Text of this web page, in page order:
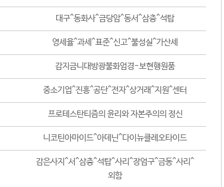
대구^동화사^금당암^동서^삼층^석탑
영세율^과세^표준^신고^불성실^가산세
감지금니대방광불화엄경-보현행원품
중소기업^진흥^공단^전자^상거래^지원^센터
프로테스탄티즘의 윤리와 자본주의의 정신
니코틴아마이드^아데닌^다이뉴클레오타이드
감은사지^서^삼층^석탑^사리^장엄구^금동^사리^
외함